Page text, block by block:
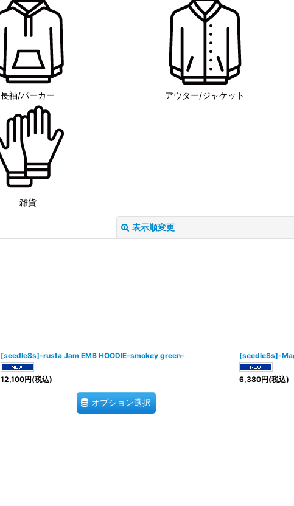
長袖/パーカー アウター/ジャケット
雑貨
表示順変更
[seedleSs]-rusta Jam EMB HOODIE-smokey green-
12,100円(税込)
オプション選択
[seedleSs]-
6,380円(税込)